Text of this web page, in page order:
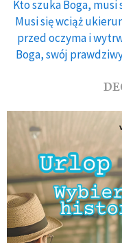
Kto szuka Boga,
Musi się wciąż
przed oczyma i
Boga, swój